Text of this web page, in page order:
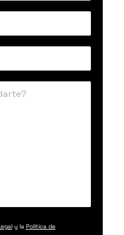
y la Política de